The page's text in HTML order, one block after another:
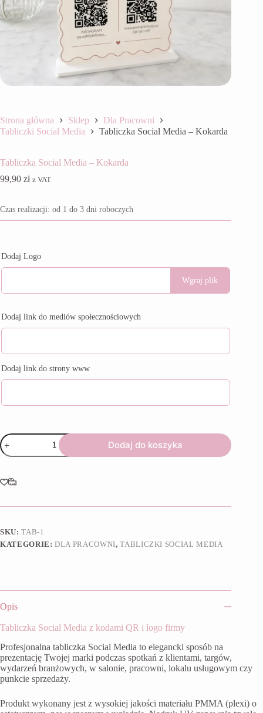
Strona główna Sklep
Dla Pracowni
Tabliczki Social Media
Tabliczka Social Media – Kokarda
Tabliczka Social Media – Kokarda
99,90 zł z VAT
Czas realizacji: od 1 do 3 dni roboczych
Dodaj Logo
Wgraj plik
Dodaj link do mediów społecznościowych
Dodaj link do strony www
ilość
Tabliczka
Social
-
Kokarda
Dodaj do koszyka
SKU:TAB-1
KATEGORIE:DLA PRACOWNI,TABLICZKI SOCIAL MEDIA
Opis
Tabliczka Social Media z kodami QR i logo firmy
Profesjonalna tabliczka Social Media to elegancki sposób na
prezentację Twojej marki podczas spotkań z klientami, targów,
wydarzeń branżowych, w salonie, pracowni, lokalu usługowym czy
punkcie sprzedaży.
Produkt wykonany jest z wysokiej jakości materiału PMMA (plexi) o